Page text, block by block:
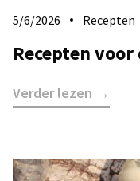
5/6/2026 Recepten
Recepten voor
Verder lezen →